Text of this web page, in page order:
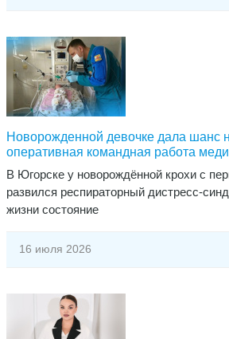
Новорожденной девочке дала шанс
оперативная командная работа
В Югорске у новорождённой крохи с
развился респираторный дистресс-
жизни состояние
16 июля 2026